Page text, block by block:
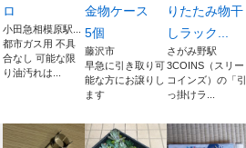
ロ
小田急相模原駅...
都市ガス用 不具
合なし 可能な限
り油汚れは...
金物ケース
5個
藤沢市
早急に引き取り可
能な方にお譲りし
ます
りたたみ物干
しラック...
さがみ野駅
3COINS（スリー
コインズ）の「引
っ掛けラ...